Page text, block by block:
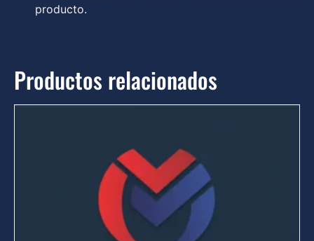
producto.
Productos relacionados